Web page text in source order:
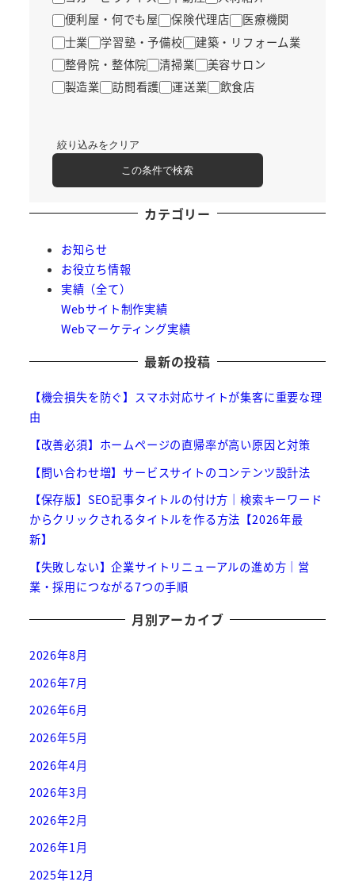
便利屋・何でも屋
保険代理店
医療機関
士業
学習塾・予備校
建築・リフォーム業
整骨院・整体院
清掃業
美容サロン
製造業
訪問看護 運送業 飲食店
絞り込みをクリア
この条件で検索
カテゴリー
お知らせ
お役立ち情報
実績（全て）
Webサイト制作実績
Webマーケティング実績
最新の投稿
【機会損失を防ぐ】スマホ対応サイトが集客に重要な理
由
【改善必須】ホームページの直帰率が高い原因と対策
【問い合わせ増】サービスサイトのコンテンツ設計法
【保存版】SEO記事タイトルの付け方｜検索キーワード
からクリックされるタイトルを作る方法【2026年最
新】
【失敗しない】企業サイトリニューアルの進め方｜営
業・採用につながる7つの手順
月別アーカイブ
2026年8月
2026年7月
2026年6月
2026年5月
2026年4月
2026年3月
2026年2月
2026年1月
2025年12月